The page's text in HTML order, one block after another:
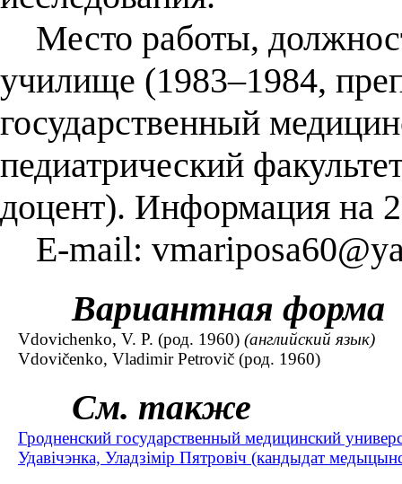
Место работы,
училище (1983–1984,
государственный
педиатрический
доцент). Информация на
E-mail:
Вариантная форма
Vdovichenko, V. P. (род. 1960) (английский язык)
Vdovičenko, Vladimir Petrovič (род. 1960)
См. также
Гродненский государственный медицинский
Удавічэнка, Уладзімір Пятровіч (кандыдат